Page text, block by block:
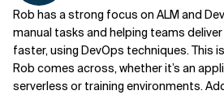
Rob has a strong focus on ALM and
manual tasks and helping teams
faster, using DevOps techniques. This
Rob comes across, whether it’s an
serverless or training environments.